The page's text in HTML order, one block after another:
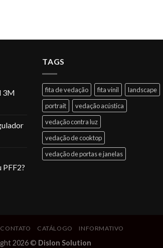
3M
TAGS
fita de vedação fita vinil
landscape
portrait
vedação acústica
vedação contra luz
vedação de cooktop
vedação de portas e janelas
CONTATO CATÁLOGO INFORMATIVO
2026 © Dislon Solution